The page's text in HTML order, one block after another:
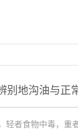
别地沟油与正
轻者食物中毒，重